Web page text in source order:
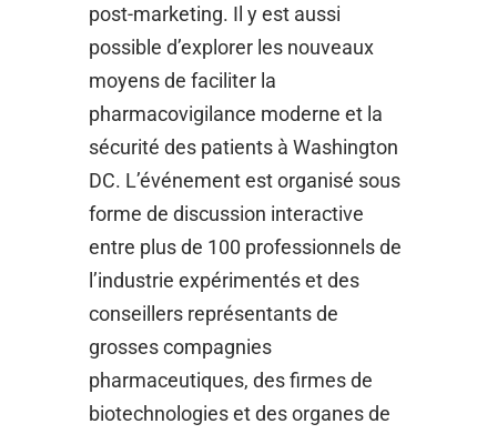
post-marketing. Il y est aussi
possible d’explorer les nouveaux
moyens de faciliter la
pharmacovigilance moderne et la
sécurité des patients à Washington
DC. L’événement est organisé sous
forme de discussion interactive
entre plus de 100 professionnels de
l’industrie expérimentés et des
conseillers représentants de
grosses compagnies
pharmaceutiques, des firmes de
biotechnologies et des organes de